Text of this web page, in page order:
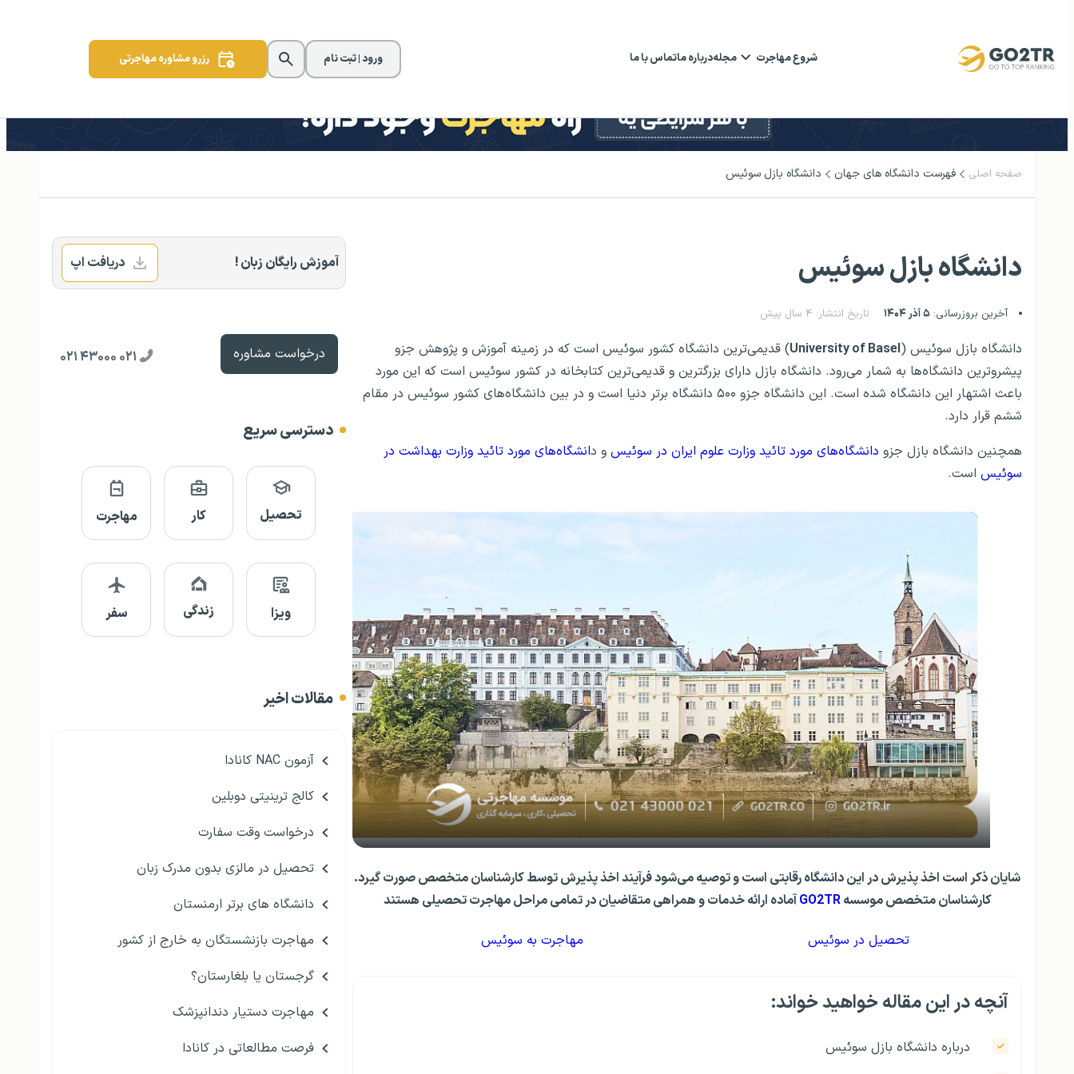
شروع مهاجرت مجلهدرباره ماتماس با ما ورود | ثبت نام رزرو مشاوره مهاجرتی
صفحه اصلی فهرست دانشگاه‌ های جهان دانشگاه بازل سوئیس
دانشگاه بازل سوئیس
آخرین بروزرسانی: ۵ آذر ۱۴۰۴ تاریخ انتشار: ۴ سال پیش
دانشگاه بازل سوئیس (University of Basel) قدیمی‌ترین دانشگاه کشور سوئیس است که در زمینه آموزش و پژوهش جزو
پیشروترین دانشگاه‌ها به شمار می‌رود. دانشگاه بازل دارای بزرگترین و قدیمی‌ترین کتابخانه در کشور سوئیس است که این مورد
باعث اشتهار این دانشگاه شده است. این دانشگاه جزو ۵۰۰ دانشگاه برتر دنیا است و در بین دانشگاه‌های کشور سوئیس در مقام
ششم قرار دارد.
همچنین دانشگاه بازل جزو دانشگاه‌های مورد تائید وزارت علوم ایران در سوئیس و دانشگاه‌های مورد تائید وزارت بهداشت در
سوئیس است.
دانشگاه بازل سوئیس
شایان ذکر است اخذ پذیرش در این دانشگاه رقابتی است و توصیه می‌شود فرآیند اخذ پذیرش توسط کارشناسان متخصص صورت گیرد.
کارشناسان متخصص موسسهGO2TRآماده ارائه خدمات و همراهی متقاضیان در تمامی مراحل مهاجرت تحصیلی هستند
تحصیل در سوئیس مهاجرت به سوئیس
آنچه در این مقاله خواهید خواند:
درباره دانشگاه بازل سوئیس
آموزش رایگان زبان ! دریافت اپ
درخواست مشاوره ۰۲۱ ۴۳۰۰۰ ۰۲۱
دسترسی سریع
تحصیل کار مهاجرت
ویزا زندگی سفر
مقالات اخیر
آزمون NAC کانادا
کالج ترینیتی دوبلین
درخواست وقت سفارت
تحصیل در مالزی بدون مدرک زبان
دانشگاه های برتر ارمنستان
مهاجرت بازنشستگان به خارج از کشور
گرجستان یا بلغارستان؟
مهاجرت دستیار دندانپزشک
فرصت مطالعاتی در کانادا